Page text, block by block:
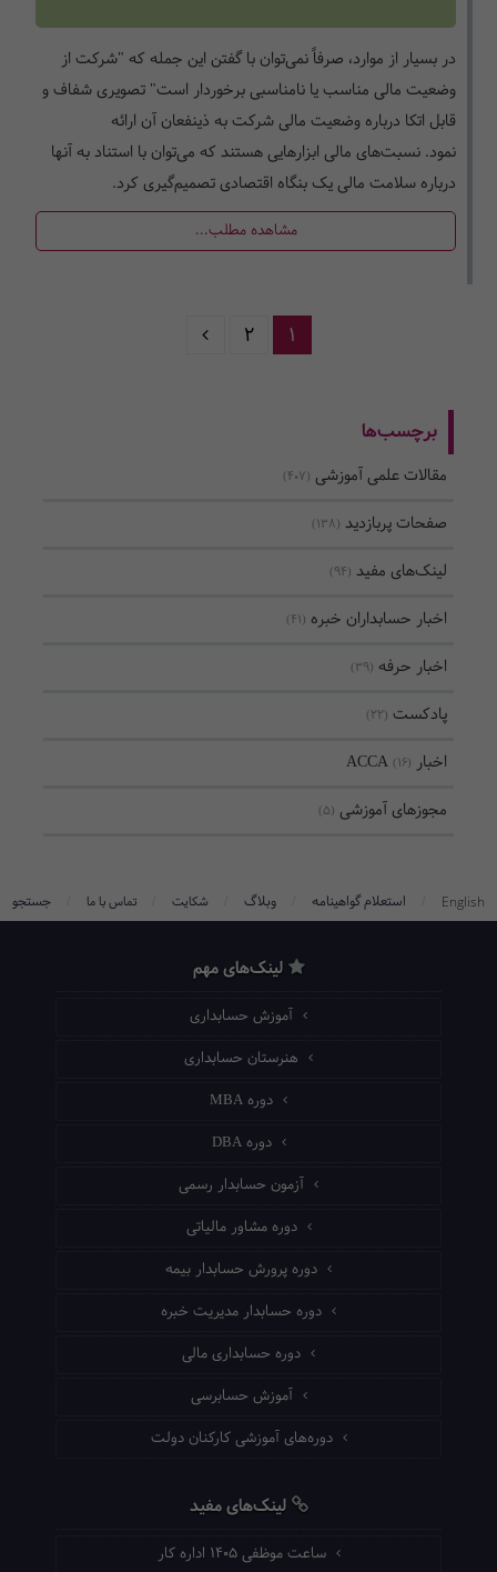
در بسیار از موارد، صرفاً نمی‌توان با گفتن این جمله که "شرکت از
وضعیت مالی مناسب یا نامناسبی برخوردار است" تصویری شفاف و
قابل اتکا درباره وضعیت مالی شرکت به ذینفعان آن ارائه
نمود. نسبت­‌های مالی ابزارهایی هستند که می‌­توان با استناد به آنها
درباره سلامت مالی یک بنگاه اقتصادی تصمیم­‌گیری کرد.
مشاهده مطلب...
1
2
برچسب‌ها
مقالات علمی آموزشی (407)
صفحات پربازدید (138)
لینک‌های مفید (94)
اخبار حسابداران خبره (41)
اخبار حرفه (39)
پادکست (22)
اخبار ACCA (16)
مجوزهای آموزشی (5)
English استعلام گواهینامه وبلاگ شکایت تماس با ما جستجو
لینک‌های مهم
آموزش حسابداری
هنرستان حسابداری
دوره MBA
دوره DBA
آزمون حسابدار رسمی
دوره مشاور مالیاتی
دوره پرورش حسابدار بیمه
دوره حسابدار مدیریت خبره
دوره حسابداری مالی
آموزش حسابرسی
دوره‌های آموزشی کارکنان دولت
لینک‌های مفید
ساعت موظفی ۱۴۰۵ اداره کار